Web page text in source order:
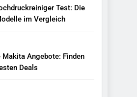
für
Test: Die
im Vergleich
Makita Angebote: Finden
Deals